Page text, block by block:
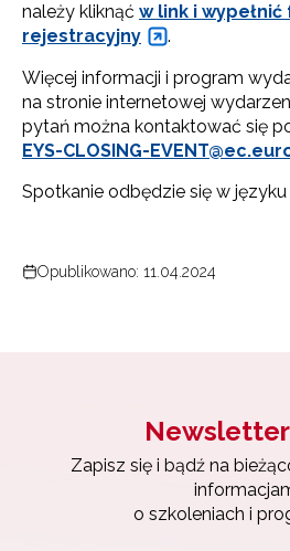
należy kliknąć w link i
rejestracyjny
.
Więcej informacji i program
na stronie internetowej
pytań można kontaktować się
EYS-CLOSING-
Spotkanie odbędzie się w języku
Opublikowano: 11.04.2024
Newsletter
Zapisz się i bądź na
o szkoleniach i